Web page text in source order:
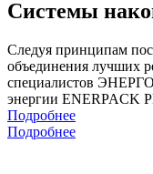
Системы
Следуя принципам
объединения лучших
специалистов
энергии ENERPACK
Подробнее
Подробнее